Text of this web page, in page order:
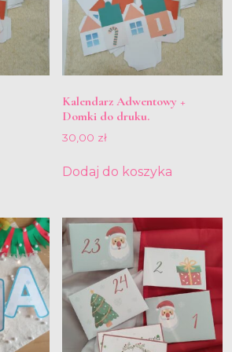
Kalendarz Adwentowy +
Domki do druku.
30,00 zł
Dodaj do koszyka